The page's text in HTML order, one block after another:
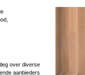
over diverse
aanbieders